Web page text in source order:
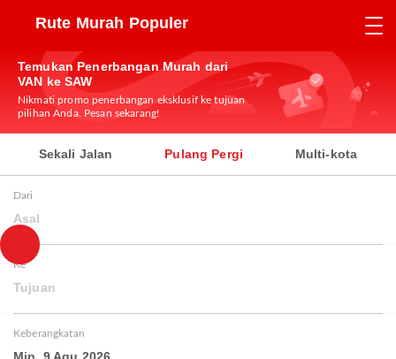
Rute Murah Populer
Temukan Penerbangan Murah dari
VAN ke SAW
Nikmati promo penerbangan eksklusif ke tujuan
pilihan Anda. Pesan sekarang!
Sekali Jalan Pulang Pergi Multi-kota
Dari
Asal
Ke
Tujuan
Keberangkatan